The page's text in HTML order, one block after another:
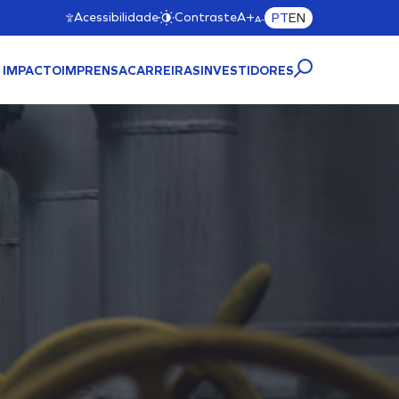
Acessibilidade ContrasteA+A- PTEN
PORTUÁRIA
IMPACTOIMPRENSACARREIRASINVESTIDORES